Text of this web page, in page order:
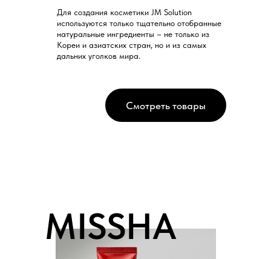
MISSHA
Смотреть товары
Для создания косметики JM Solution
используются только тщательно отобранные
натуральные ингредиенты – не только из
Кореи и азиатских стран, но и из самых
дальних уголков мира.